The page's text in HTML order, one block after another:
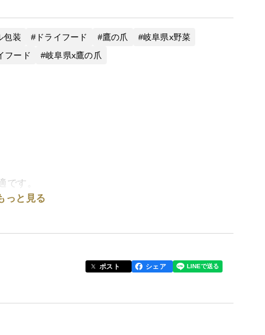
包装 ドライフード 鷹の爪
岐阜県x野菜
フード 岐阜県x鷹の爪
です。
料です。
っと見る
ポスト シェア